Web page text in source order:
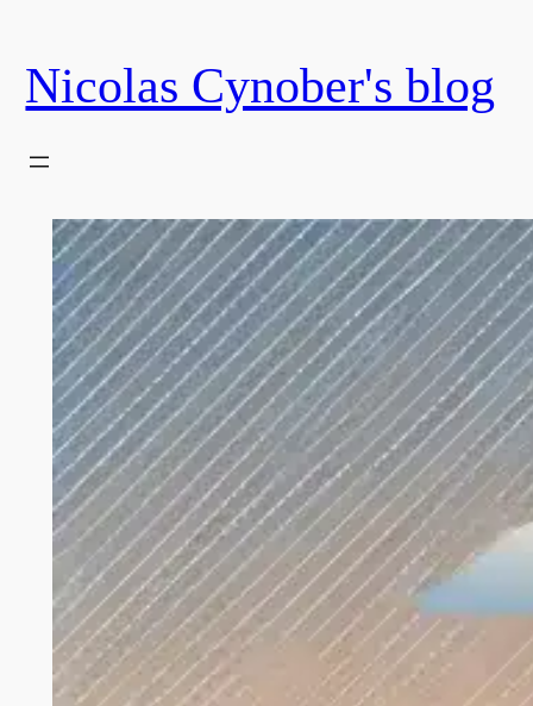
content
Nicolas Cynober's blog